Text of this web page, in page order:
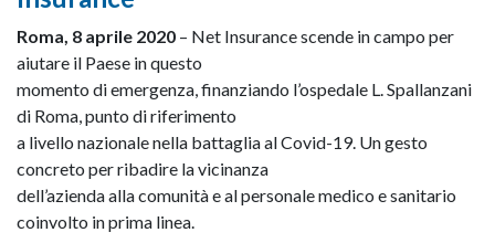
Roma, 8 aprile 2020 – Net Insurance scende in campo per
aiutare il Paese in questo
momento di emergenza, finanziando l’ospedale L. Spallanzani
di Roma, punto di riferimento
a livello nazionale nella battaglia al Covid-19. Un gesto
concreto per ribadire la vicinanza
dell’azienda alla comunità e al personale medico e sanitario
coinvolto in prima linea.